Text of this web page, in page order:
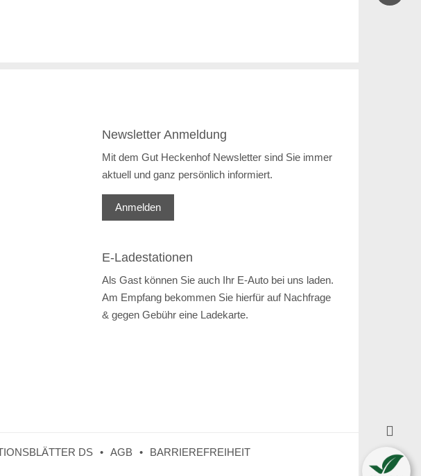
Newsletter Anmeldung
Mit dem Gut Heckenhof Newsletter sind Sie immer
aktuell und ganz persönlich informiert.
Anmelden
E-Ladestationen
Als Gast können Sie auch Ihr E-Auto bei uns laden.
Am Empfang bekommen Sie hierfür auf Nachfrage
& gegen Gebühr eine Ladekarte.
DS AGB BARRIEREFREIHEIT
